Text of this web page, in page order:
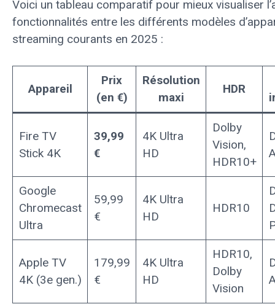
Voici un tableau comparatif pour mieux visualiser
fonctionnalités entre les différents modèles
streaming courants en 2025 :
Appareil
Prix
(en €)
Résolution
maxi
HDR
Fire TV
Stick 4K
39,99
€
4K Ultra
HD
Dolby
Vision,
HDR10+
Google
Chromecast
Ultra
59,99
€
4K Ultra
HD
HDR10
Apple TV
4K (3e gen.)
179,99
€
4K Ultra
HD
HDR10,
Dolby
Vision